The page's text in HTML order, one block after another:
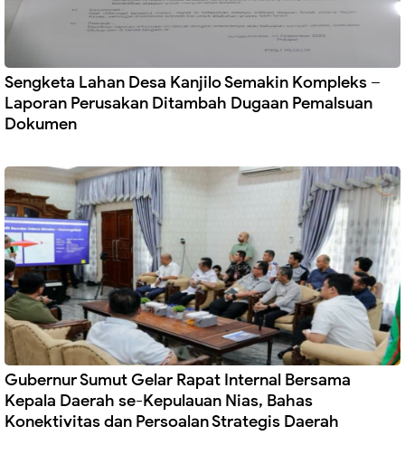
Sengketa Lahan Desa Kanjilo Semakin Kompleks –
Laporan Perusakan Ditambah Dugaan Pemalsuan
Dokumen
Gubernur Sumut Gelar Rapat Internal Bersama
Kepala Daerah se-Kepulauan Nias, Bahas
Konektivitas dan Persoalan Strategis Daerah